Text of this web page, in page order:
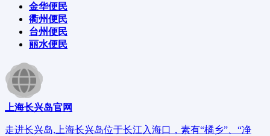
金华便民
衢州便民
台州便民
丽水便民
上海长兴岛官网
走进长兴岛,上海长兴岛位于长江入海口，素有“橘乡”、“净